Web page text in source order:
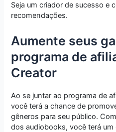
Seja um criador de sucesso e
recomendações.
Aumente seus
programa de
Creator
Ao se juntar ao programa de
você terá a chance de
gêneros para seu público.
dos audiobooks, você terá um